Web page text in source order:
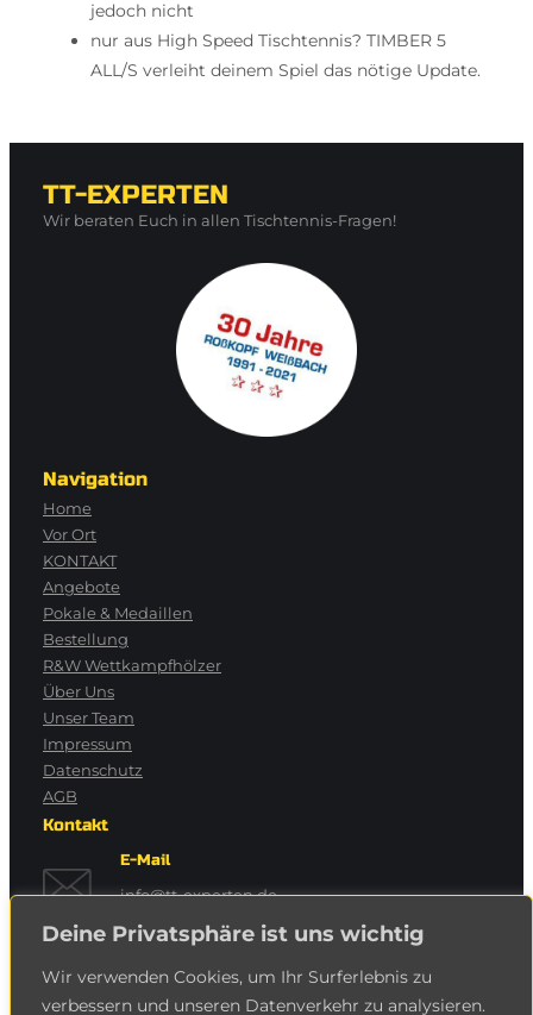
Deine Privatsphäre ist uns wichtig
Wir verwenden Cookies, um Ihr Surferlebnis zu
verbessern und unseren Datenverkehr zu analysieren.
jedoch nicht
nur aus High Speed Tischtennis? TIMBER 5
ALL/S verleiht deinem Spiel das nötige Update.
TT-EXPERTEN
Wir beraten Euch in allen Tischtennis-Fragen!
Navigation
Home
Vor Ort
KONTAKT
Angebote
Pokale & Medaillen
Bestellung
R&W Wettkampfhölzer
Über Uns
Unser Team
Impressum
Datenschutz
AGB
Kontakt
E-Mail
info@tt-experten.de
Köln: 0221 / 550 63 45
Sankt Augustin: 02241 / 932 66 96